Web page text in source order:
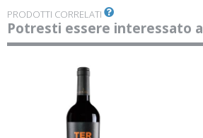
PRODOTTI CORRELATI
Potresti essere interessato a